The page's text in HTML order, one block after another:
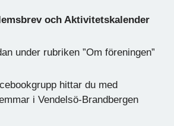
och Aktivitetskalender
under rubriken ”Om föreningen”
hittar du med
i Vendelsö-Brandbergen